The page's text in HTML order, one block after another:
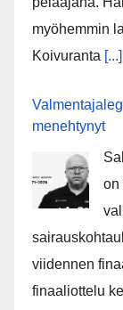
myöhemmin
Koivuranta [...]
menehtynyt
on
viidennen
finaaliottelu